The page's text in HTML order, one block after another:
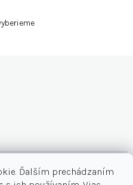
Ďalším prechádzaním